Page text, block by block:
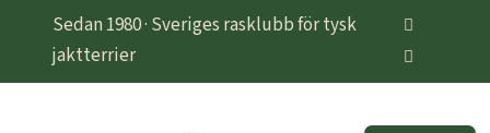
Sedan 1980 · Sveriges rasklubb för tysk
jaktterrier